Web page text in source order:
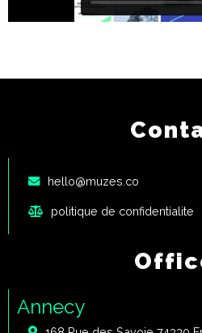
hello@muzes.co
politique de confidentialite
Annecy